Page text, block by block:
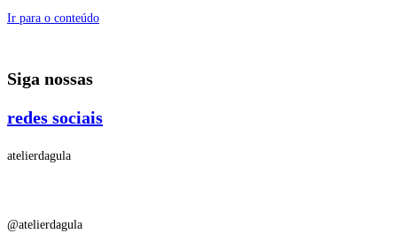
Ir para o conteúdo
Siga nossas
redes sociais
atelierdagula
@atelierdagula